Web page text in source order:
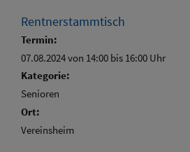
Rentnerstammtisch
Termin:
07.08.2024 von 14:00 bis 16:00 Uhr
Kategorie:
Senioren
Ort:
Vereinsheim